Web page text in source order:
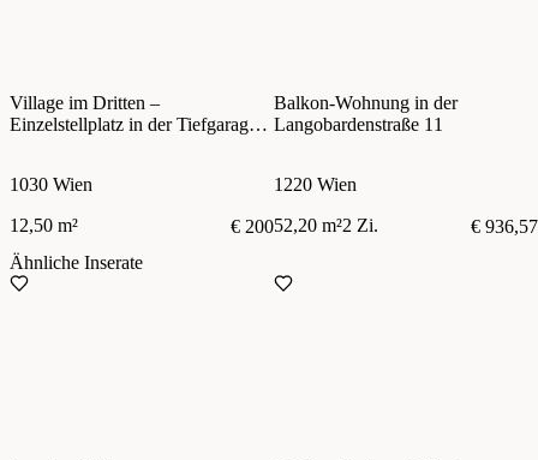
Village im Dritten –
Einzelstellplatz in der Tiefgarage –
1030 Wien
12,50 m²
€ 200
Balkon-Wohnung in der
Langobardenstraße 11
1220 Wien
52,20 m²2 Zi.
€ 936,57
Ähnliche Inserate